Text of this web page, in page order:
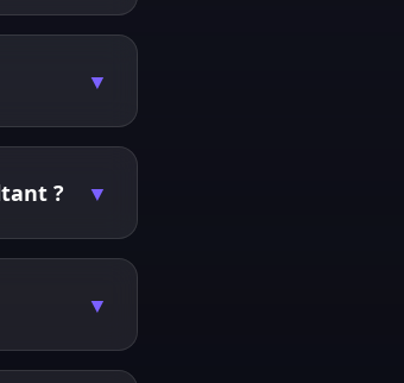
▼
? ▼
▼